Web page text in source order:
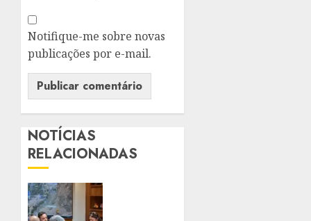
Notifique-me sobre novas
publicações por e-mail.
NOTÍCIAS
RELACIONADAS